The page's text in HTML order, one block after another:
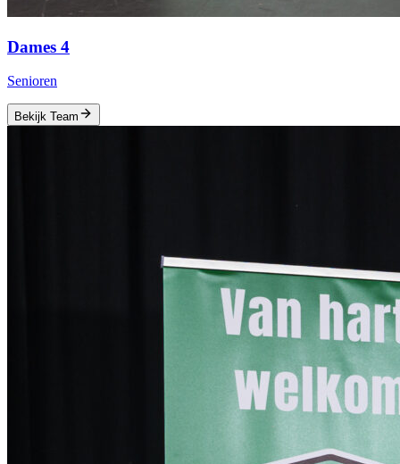
Dames 4
Senioren
Bekijk Team